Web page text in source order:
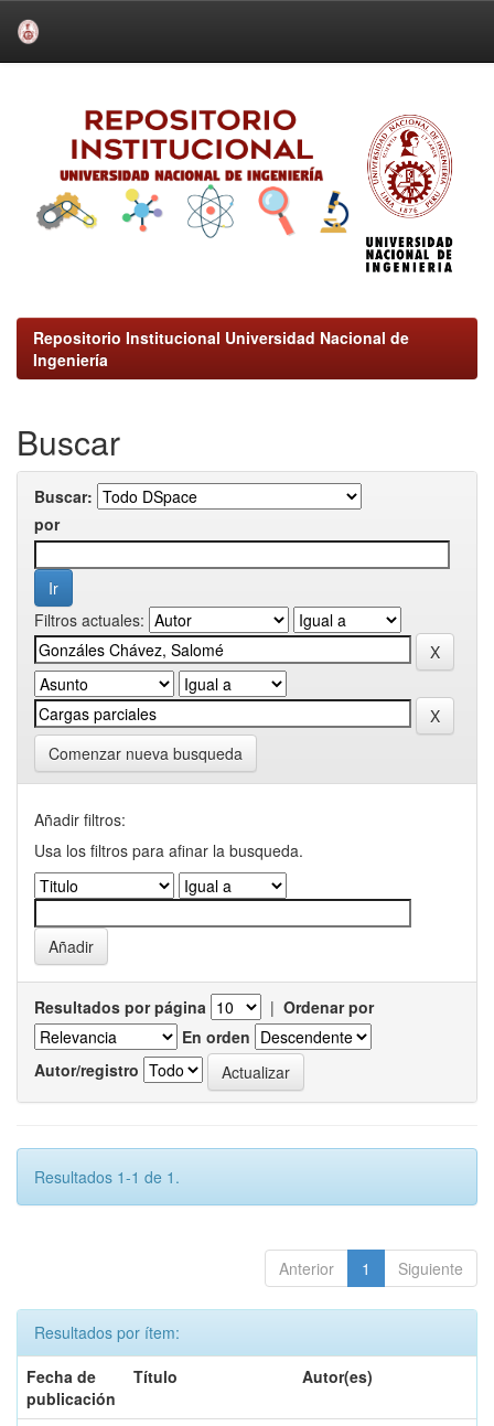
Repositorio Institucional Universidad Nacional de
Ingeniería
Buscar
Buscar:
por
Filtros actuales:
Comenzar nueva busqueda
Añadir filtros:
Usa los filtros para afinar la busqueda.
Resultados por página | Ordenar por
En orden
Autor/registro
Resultados 1-1 de 1.
Anterior 1 Siguiente
Resultados por ítem:
Fecha de
publicación
Título Autor(es)